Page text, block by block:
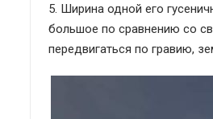
5. Ширина одной его
большое по сравнению со
передвигаться по гравию,